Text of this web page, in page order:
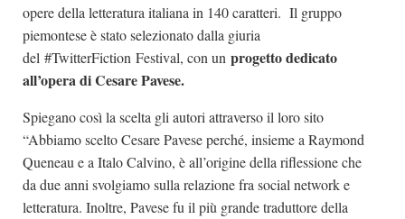
opere della letteratura italiana in 140 caratteri. Il gruppo
piemontese è stato selezionato dalla giuria
del #TwitterFiction Festival, con un progetto dedicato
all’opera di Cesare Pavese.
Spiegano così la scelta gli autori attraverso il loro sito
“Abbiamo scelto Cesare Pavese perché, insieme a Raymond
Queneau e a Italo Calvino, è all’origine della riflessione che
da due anni svolgiamo sulla relazione fra social network e
letteratura. Inoltre, Pavese fu il più grande traduttore della